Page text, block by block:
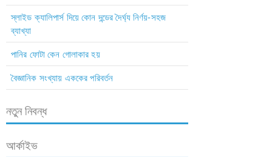
স্লাইড ক্যালিপার্স দিয়ে কোন দন্ডের দৈর্ঘ্য নির্ণয়-সহজ
ব্যাখ্যা
পানির ফোটা কেন গোলাকার হয়
বৈজ্ঞানিক সংখ্যায় এককের পরিবর্তন
নতুন নিবন্ধ
আর্কাইভ